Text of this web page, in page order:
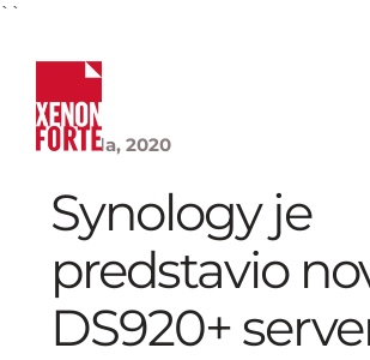
``
21. Jula, 2020
Synology je
predstavio
DS920+